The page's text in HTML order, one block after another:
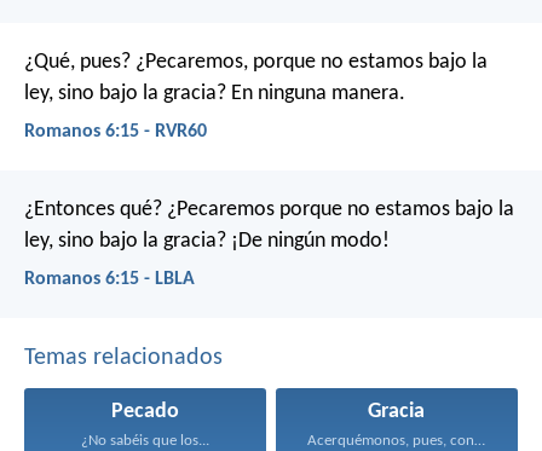
¿Qué, pues? ¿Pecaremos, porque no estamos bajo la
ley, sino bajo la gracia? En ninguna manera.
Romanos 6:15 - RVR60
¿Entonces qué? ¿Pecaremos porque no estamos bajo la
ley, sino bajo la gracia? ¡De ningún modo!
Romanos 6:15 - LBLA
Temas relacionados
Pecado
¿No sabéis que los...
Gracia
Acerquémonos, pues, confiadamente al...